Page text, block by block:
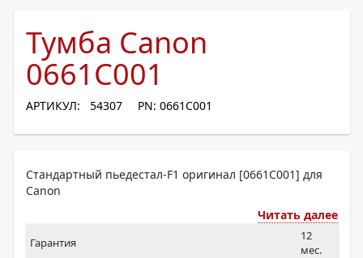
Тумба Canon
0661C001
АРТИКУЛ: 54307 PN: 0661C001
Стандартный пьедестал-F1 оригинал [0661C001] для
Canon
Читать далее
Гарантия
12
мес.